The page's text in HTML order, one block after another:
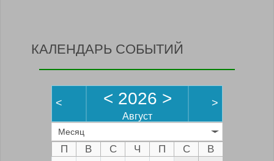
КАЛЕНДАРЬ СОБЫТИЙ
< < 2026 >
Август
>
Месяц
П В С Ч П С
В